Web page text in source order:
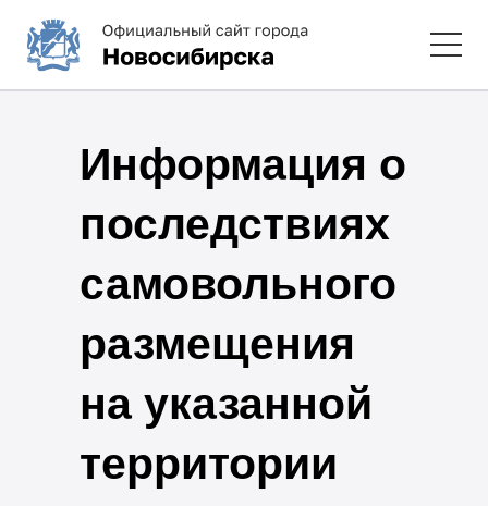
Информация о
последствиях
самовольного
размещения
на указанной
территории